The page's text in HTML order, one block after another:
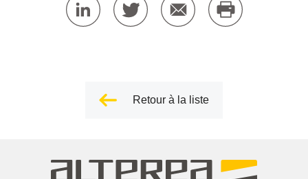
Retour à la liste